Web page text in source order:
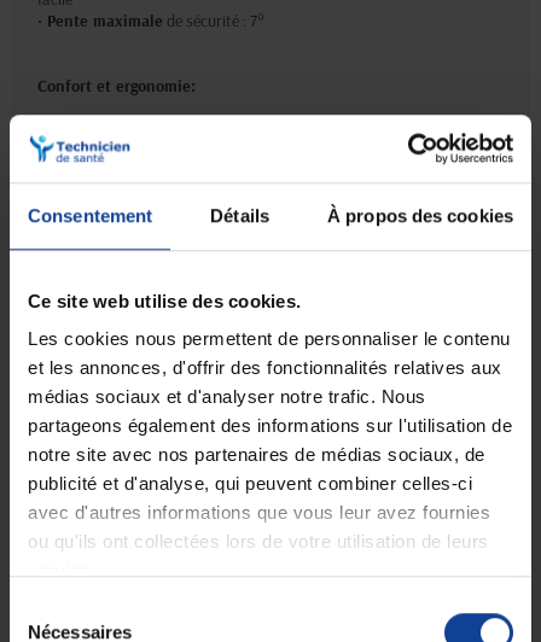
Consentement Détails À propos des cookies
Ce site web utilise des cookies.
Les cookies nous permettent de personnaliser le contenu
et les annonces, d'offrir des fonctionnalités relatives aux
médias sociaux et d'analyser notre trafic. Nous
partageons également des informations sur l'utilisation de
notre site avec nos partenaires de médias sociaux, de
publicité et d'analyse, qui peuvent combiner celles-ci
avec d'autres informations que vous leur avez fournies
ou qu'ils ont collectées lors de votre utilisation de leurs
Nécessaires
• Pente maximale de sécurité : 7°
Confort et ergonomie:
réglable via l'angle du dossier et la hauteur de
l'assise arrière
•Crash testé :conforme aux normes ISO 7176-19, approuvé pour le
Accessoires inclus :
• Différents types d'accoudoirs
• Des options pour les roues avant et arrière
• Des options pour un carrossage ajustable
Sécurité :
carrossage réglable et châssis robuste pour une stabilité
optimale